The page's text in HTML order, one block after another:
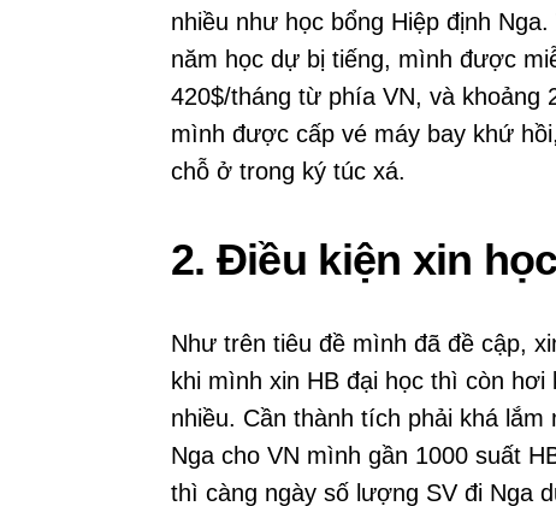
nhiều như học bổng Hiệp định
năm học dự bị tiếng, mình được
420$/tháng từ phía VN, và khoảng
mình được cấp vé máy bay khứ
chỗ ở trong ký túc xá.
2. Điều kiện xin
Như trên tiêu đề mình đã đề cập,
khi mình xin HB đại học thì còn
nhiều. Cần thành tích phải khá
Nga cho VN mình gần 1000 suất
thì càng ngày số lượng SV đi Nga